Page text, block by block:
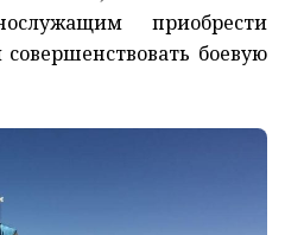
приобрести
боевую